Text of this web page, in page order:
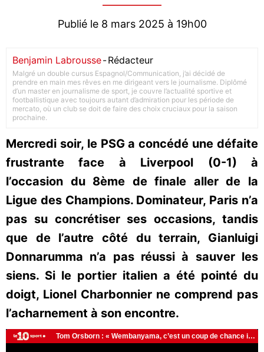
Publié le 8 mars 2025 à 19h00
Benjamin Labrousse-Rédacteur
Malgré un double cursus Espagnol/Communication, j’ai décidé de
prendre en main mes rêves en me dirigeant vers le journalisme. Diplômé
d’un master en journalisme de sport, je couvre l’actualité sportive et
footballistique avec toujours autant d’admiration pour les période de
mercato, où un club se doit de faire des choix cruciaux pour la saison
prochaine.
Mercredi soir, le PSG a concédé une défaite
frustrante face à Liverpool (0-1) à
l’occasion du 8ème de finale aller de la
Ligue des Champions. Dominateur, Paris n’a
pas su concrétiser ses occasions, tandis
que de l’autre côté du terrain, Gianluigi
Donnarumma n’a pas réussi à sauver les
siens. Si le portier italien a été pointé du
doigt, Lionel Charbonnier ne comprend pas
l’acharnement à son encontre.